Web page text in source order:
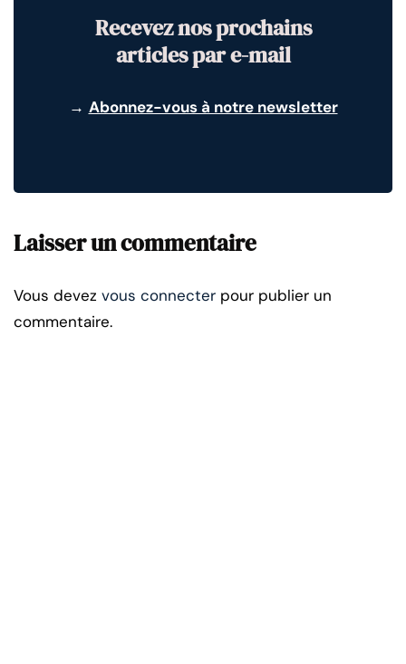
Recevez nos prochains
articles par e-mail
→ Abonnez-vous à notre newsletter
Laisser un commentaire
Vous devez vous connecter pour publier un
commentaire.